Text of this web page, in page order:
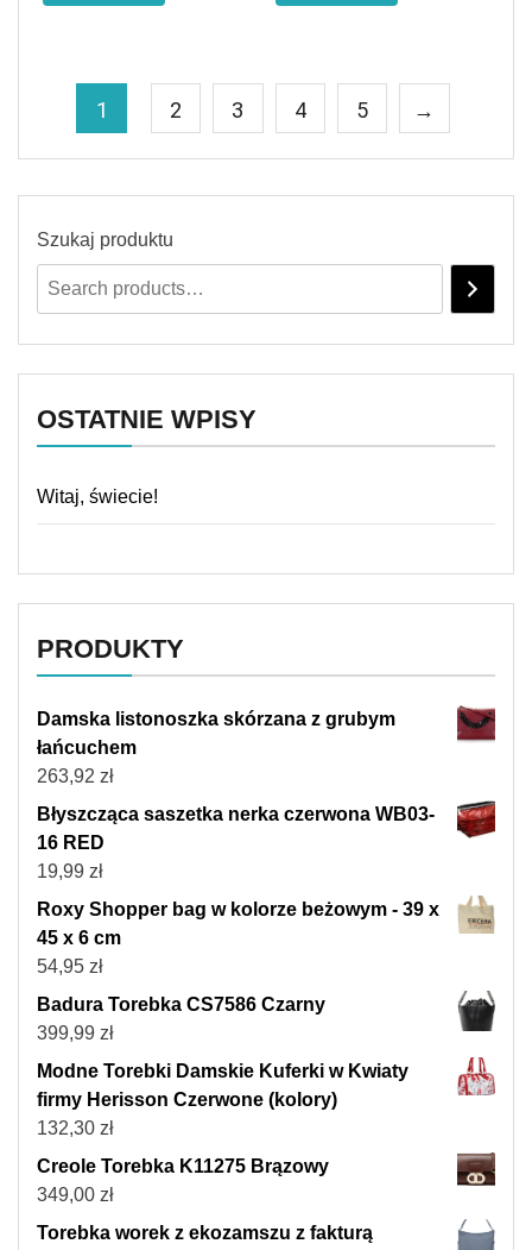
1 2 3 4 5 →
Szukaj produktu
OSTATNIE WPISY
Witaj, świecie!
PRODUKTY
Damska listonoszka skórzana z grubym
łańcuchem
263,92 zł
Błyszcząca saszetka nerka czerwona WB03-
16 RED
19,99 zł
Roxy Shopper bag w kolorze beżowym - 39 x
45 x 6 cm
54,95 zł
Badura Torebka CS7586 Czarny
399,99 zł
Modne Torebki Damskie Kuferki w Kwiaty
firmy Herisson Czerwone (kolory)
132,30 zł
Creole Torebka K11275 Brązowy
349,00 zł
Torebka worek z ekozamszu z fakturą